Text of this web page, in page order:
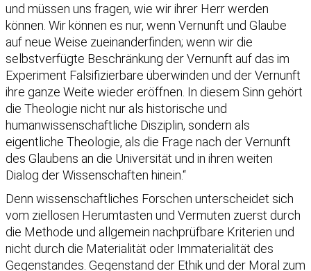
und müssen uns fragen, wie wir ihrer Herr werden
können. Wir können es nur, wenn Vernunft und Glaube
auf neue Weise zueinanderfinden; wenn wir die
selbstverfügte Beschränkung der Vernunft auf das im
Experiment Falsifizierbare überwinden und der Vernunft
ihre ganze Weite wieder eröffnen. In diesem Sinn gehört
die Theologie nicht nur als historische und
humanwissenschaftliche Disziplin, sondern als
eigentliche Theologie, als die Frage nach der Vernunft
des Glaubens an die Universität und in ihren weiten
Dialog der Wissenschaften hinein.“
Denn wissenschaftliches Forschen unterscheidet sich
vom ziellosen Herumtasten und Vermuten zuerst durch
die Methode und allgemein nachprüfbare Kriterien und
nicht durch die Materialität oder Immaterialität des
Gegenstandes. Gegenstand der Ethik und der Moral zum